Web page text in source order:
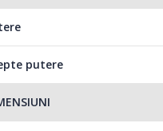
putere